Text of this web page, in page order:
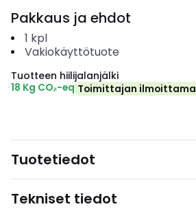
Pakkaus ja ehdot
1 kpl
Vakiokäyttötuote
Tuotteen hiilijalanjälki
18 Kg CO₂-eq Toimittajan ilmoittama
Tuotetiedot
Tekniset tiedot